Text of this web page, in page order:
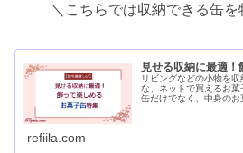
＼こちらでは収納できる缶
見せる収納に最適
リビングなどの小物を
な、ネットで買えるお
缶だけでなく、中身のお
refiila.com